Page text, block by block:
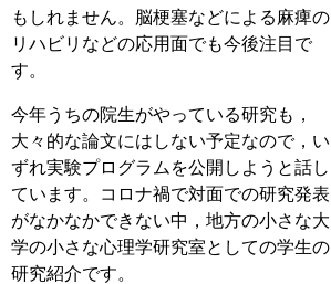
もしれません。脳梗塞などによる麻痺の
リハビリなどの応用面でも今後注目で
す。
今年うちの院生がやっている研究も，
大々的な論文にはしない予定なので，い
ずれ実験プログラムを公開しようと話し
ています。コロナ禍で対面での研究発表
がなかなかできない中，地方の小さな大
学の小さな心理学研究室としての学生の
研究紹介です。